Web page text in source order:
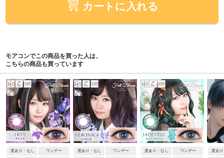
カートに入れる
モアコンでこの商品を買った人は、
こちらの商品も買っています
度あり・なし ワンデー 度あり・なし ワンデー 度あり・なし ワンデー 度あ